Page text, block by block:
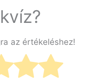
az értékeléshez!